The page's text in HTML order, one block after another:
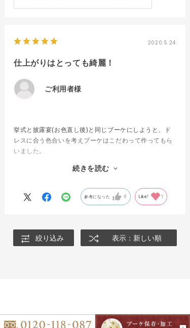
2020.5.24
仕上がりはとっても綺麗！
ご利用者様
挙式と披露宴(お色直し後)と同じブーケにしようと、ド
レスに合う色合いを考えブーケはこだわって作ってもら
いました。
す考えがなく後で後悔したので、ブーケは大切な思い出
仕上がりはとっても綺麗で加工をお願いして本当に良か
ったです。枯れやすいスイートピーも綺麗に残っていま
見る度に式当日の事が思い出され、余韻に浸れます。素
敵な加工をして頂き、本当に有難うございました！
続きを読む
参考になった 0 Like! 1
絞り込み 表示：新しい順